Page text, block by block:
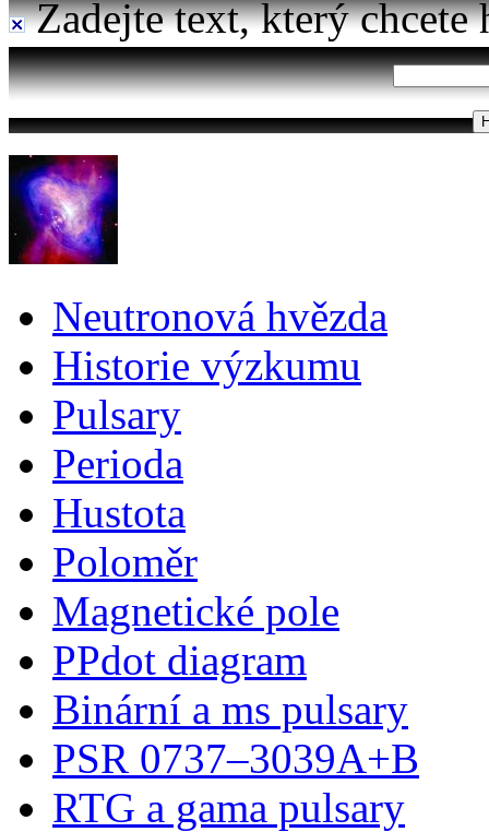
Zadejte text, který chcete
Neutronová hvězda
Historie výzkumu
Pulsary
Perioda
Hustota
Poloměr
Magnetické pole
PPdot diagram
Binární a ms pulsary
PSR 0737–3039A+B
RTG a gama pulsary